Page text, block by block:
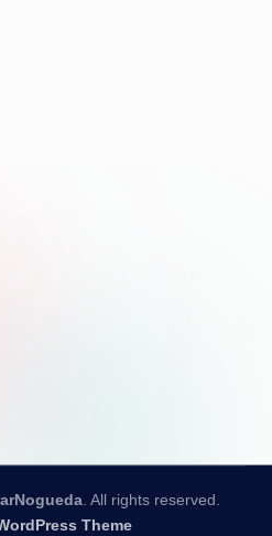
. All rights reserved.
Theme